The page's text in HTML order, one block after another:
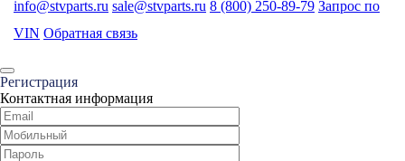
info@stvparts.ru sale@stvparts.ru 8 (800) 250-89-79 Запрос по
VIN Обратная связь
Регистрация
Контактная информация